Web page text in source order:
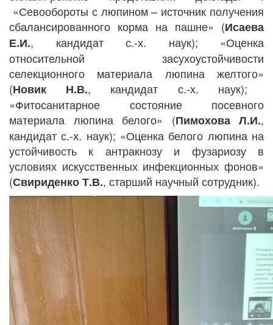
«Севообороты с люпином – источник получения
сбалансированного корма на пашне» (Исаева
Е.И., кандидат с.-х. наук); «Оценка
относительной засухоустойчивости
селекционного материала люпина желтого»
(Новик Н.В.,
кандидат с.-х. наук);
«Фитосанитарное состояние посевного
материала люпина белого» (Пимохова Л.И.,
кандидат с.-х. наук); «Оценка белого люпина на
устойчивость к антракнозу и фузариозу в
условиях искусственных инфекционных фонов»
(Свириденко Т.В., старший научный сотрудник).